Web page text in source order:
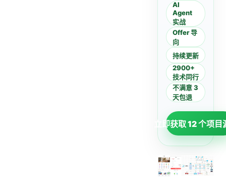
AI
Agent
实战
Offer 导
向
持续更新
2900+
技术同行
不满意 3
天包退
立即获取 12 个项